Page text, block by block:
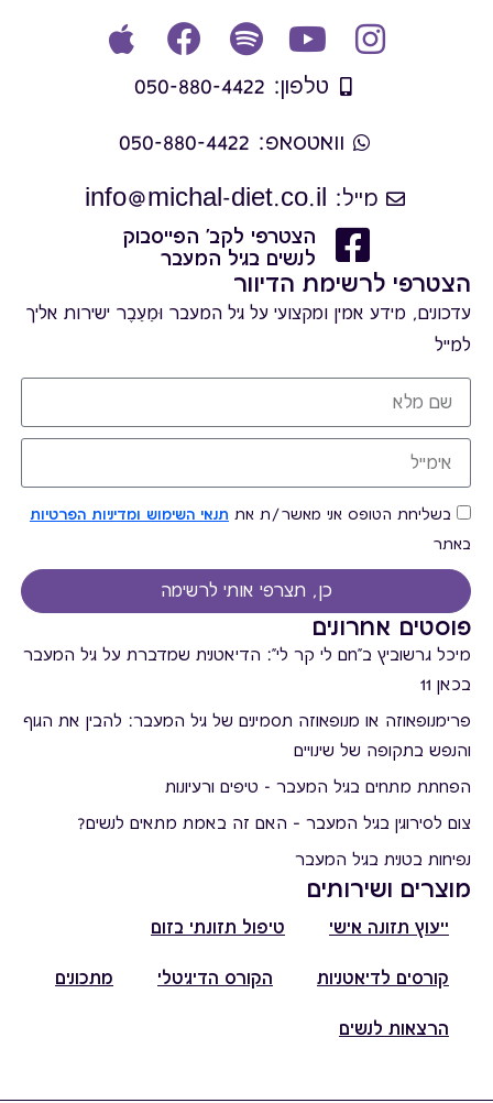
טלפון: 050-880-4422
וואטסאפ: 050-880-4422
מייל: info@michal-diet.co.il
הצטרפי לקב' הפייסבוק
לנשים בגיל המעבר
פוסטים אחרונים
מיכל גרשוביץ ב"חם לי קר לי": הדיאטנית שמדברת על גיל המעבר
בכאן 11
פרימנופאוזה או מנופאוזה תסמינים של גיל המעבר: להבין את הגוף
והנפש בתקופה של שינויים
הפחתת מתחים בגיל המעבר - טיפים ורעיונות
צום לסירוגין בגיל המעבר – האם זה באמת מתאים לנשים?
נפיחות בטנית בגיל המעבר
מוצרים ושירותים
ייעוץ תזונה אישי טיפול תזונתי בזום
קורסים לדיאטניות הקורס הדיגיטלי מתכונים
הרצאות לנשים
הצטרפי לרשימת הדיוור
עדכונים, מידע אמין ומקצועי על גיל המעבר וּמֵעֵבֶר ישירות אליך
למייל
בשליחת הטופס אני מאשר/ת את תנאי השימוש ומדיניות הפרטיות
באתר
כן, תצרפי אותי לרשימה